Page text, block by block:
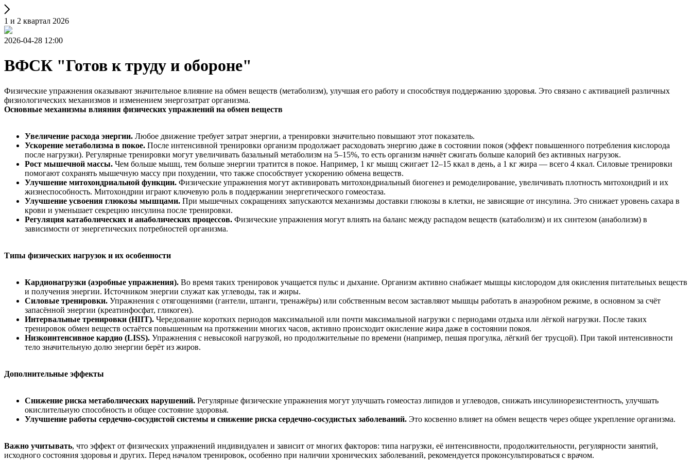
1 и 2 квартал 2026
2026-04-28 12:00
ВФСК "Готов к труду и обороне"
Физические упражнения оказывают значительное влияние на обмен веществ (метаболизм), улучшая его работу и способствуя поддержанию здоровья. Это связано с активацией различных
физиологических механизмов и изменением энергозатрат организма.
Основные механизмы влияния физических упражнений на обмен веществ
Увеличение расхода энергии. Любое движение требует затрат энергии, а тренировки значительно повышают этот показатель.
Ускорение метаболизма в покое. После интенсивной тренировки организм продолжает расходовать энергию даже в состоянии покоя (эффект повышенного потребления кислорода
после нагрузки). Регулярные тренировки могут увеличивать базальный метаболизм на 5–15%, то есть организм начнёт сжигать больше калорий без активных нагрузок.
Рост мышечной массы. Чем больше мышц, тем больше энергии тратится в покое. Например, 1 кг мышц сжигает 12–15 ккал в день, а 1 кг жира — всего 4 ккал. Силовые тренировки
помогают сохранять мышечную массу при похудении, что также способствует ускорению обмена веществ.
Улучшение митохондриальной функции. Физические упражнения могут активировать митохондриальный биогенез и ремоделирование, увеличивать плотность митохондрий и их
жизнеспособность. Митохондрии играют ключевую роль в поддержании энергетического гомеостаза.
Улучшение усвоения глюкозы мышцами. При мышечных сокращениях запускаются механизмы доставки глюкозы в клетки, не зависящие от инсулина. Это снижает уровень сахара в
крови и уменьшает секрецию инсулина после тренировки.
Регуляция катаболических и анаболических процессов. Физические упражнения могут влиять на баланс между распадом веществ (катаболизм) и их синтезом (анаболизм) в
зависимости от энергетических потребностей организма.
Типы физических нагрузок и их особенности
Кардионагрузки (аэробные упражнения). Во время таких тренировок учащается пульс и дыхание. Организм активно снабжает мышцы кислородом для окисления питательных веществ
и получения энергии. Источником энергии служат как углеводы, так и жиры.
Силовые тренировки. Упражнения с отягощениями (гантели, штанги, тренажёры) или собственным весом заставляют мышцы работать в анаэробном режиме, в основном за счёт
запасённой энергии (креатинфосфат, гликоген).
Интервальные тренировки (HIIT). Чередование коротких периодов максимальной или почти максимальной нагрузки с периодами отдыха или лёгкой нагрузки. После таких
тренировок обмен веществ остаётся повышенным на протяжении многих часов, активно происходит окисление жира даже в состоянии покоя.
Низкоинтенсивное кардио (LISS). Упражнения с невысокой нагрузкой, но продолжительные по времени (например, пешая прогулка, лёгкий бег трусцой). При такой интенсивности
тело значительную долю энергии берёт из жиров.
Дополнительные эффекты
Снижение риска метаболических нарушений. Регулярные физические упражнения могут улучшать гомеостаз липидов и углеводов, снижать инсулинорезистентность, улучшать
окислительную способность и общее состояние здоровья.
Улучшение работы сердечно-сосудистой системы и снижение риска сердечно-сосудистых заболеваний. Это косвенно влияет на обмен веществ через общее укрепление организма.
Важно учитывать, что эффект от физических упражнений индивидуален и зависит от многих факторов: типа нагрузки, её интенсивности, продолжительности, регулярности занятий,
исходного состояния здоровья и других. Перед началом тренировок, особенно при наличии хронических заболеваний, рекомендуется проконсультироваться с врачом.